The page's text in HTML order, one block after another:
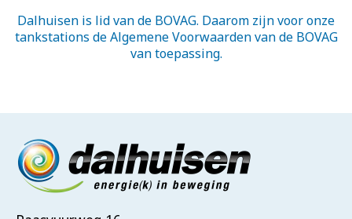
Zwarteweg 2 Heerde, 8181 PD
0320 - 248 706
Richting
Snel Tank Rijssen
Dalhuisen is lid van de BOVAG. Daarom zijn voor onze
tankstations de Algemene Voorwaarden van de BOVAG
van toepassing.